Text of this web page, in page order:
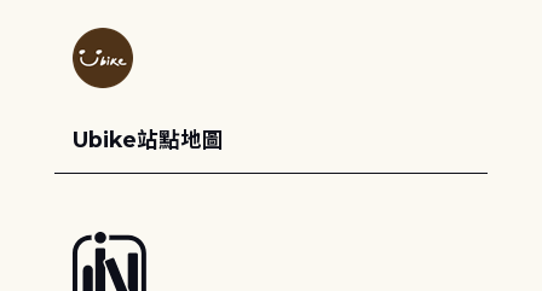
Ubike站點地圖